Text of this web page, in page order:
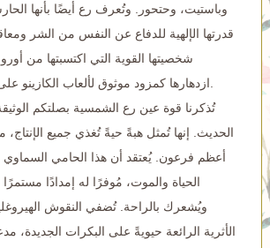
وباستيت، وحتحور. وتُعرف رع أيضًا بأنها
قدرتها الإلهية للدفاع عن النفس من الشر
شخصيتها القوية التي اكتسبتها من
تُذكرنا قوة عين رع الشمسية بصلتكم
الحديث. إنها تُمثل هبةً حيةً تُغذي جميع
أعظم فرعون. يُعتقد أن هذا الحامي
الحياة والموت، مُوفرًا له إمدادًا مستمرًا
ويُشعرك بالراحة. تُضفي النقوش
الأثرية الرائعة حيويةً على البكرات